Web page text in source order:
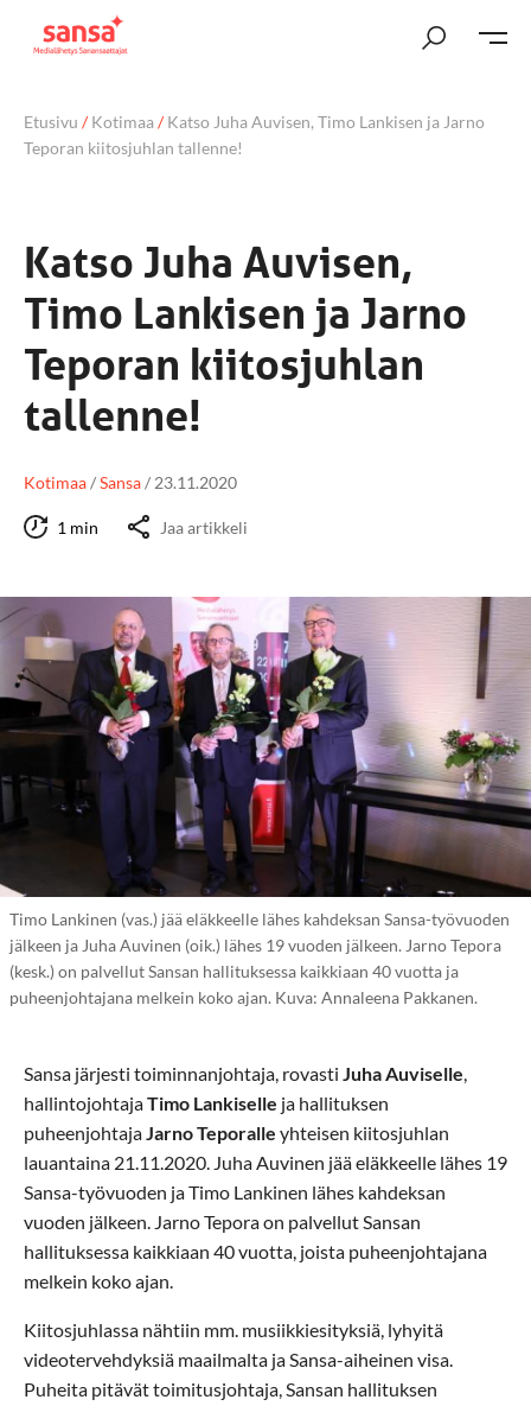
Etusivu /Kotimaa/Katso Juha Auvisen, Timo Lankisen ja Jarno
Teporan kiitosjuhlan tallenne!
Katso Juha Auvisen,
Timo Lankisen ja Jarno
Teporan kiitosjuhlan
tallenne!
Kotimaa/Sansa/ 23.11.2020
1 min Jaa artikkeli
Timo Lankinen (vas.) jää eläkkeelle lähes kahdeksan Sansa-työvuoden
jälkeen ja Juha Auvinen (oik.) lähes 19 vuoden jälkeen. Jarno Tepora
(kesk.) on palvellut Sansan hallituksessa kaikkiaan 40 vuotta ja
puheenjohtajana melkein koko ajan. Kuva: Annaleena Pakkanen.
Sansa järjesti toiminnanjohtaja, rovasti Juha Auviselle,
hallintojohtajaTimo Lankiselle ja hallituksen
puheenjohtajaJarno Teporalle yhteisen kiitosjuhlan
lauantaina 21.11.2020. Juha Auvinen jää eläkkeelle lähes 19
Sansa-työvuoden ja Timo Lankinen lähes kahdeksan
vuoden jälkeen. Jarno Tepora on palvellut Sansan
hallituksessa kaikkiaan 40 vuotta, joista puheenjohtajana
melkein koko ajan.
Kiitosjuhlassa nähtiin mm. musiikkiesityksiä, lyhyitä
videotervehdyksiä maailmalta ja Sansa-aiheinen visa.
Puheita pitävät toimitusjohtaja, Sansan hallituksen